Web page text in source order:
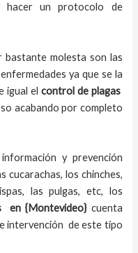
hacer un protocolo de
molesta son las
ya que se la
igual el control de plagas
acabando por completo
y prevención
cucarachas, los chinches,
las pulgas, etc, los
en {Montevideo}cuenta
intervención de este tipo